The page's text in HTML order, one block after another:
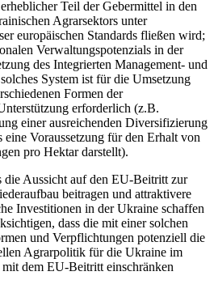
Teil der Gebermittel in den
Agrarsektors unter
europäischen Standards fließen wird;
Verwaltungspotenzials in der
des Integrierten Management- und
System ist für die Umsetzung
Formen der
erforderlich (z.B.
einer ausreichenden Diversifizierung
Voraussetzung für den Erhalt von
pro Hektar darstellt).
die Aussicht auf den EU-Beitritt zur
beitragen und attraktivere
Investitionen in der Ukraine schaffen
dass die mit einer solchen
und Verpflichtungen potenziell die
Agrarpolitik für die Ukraine im
dem EU-Beitritt einschränken